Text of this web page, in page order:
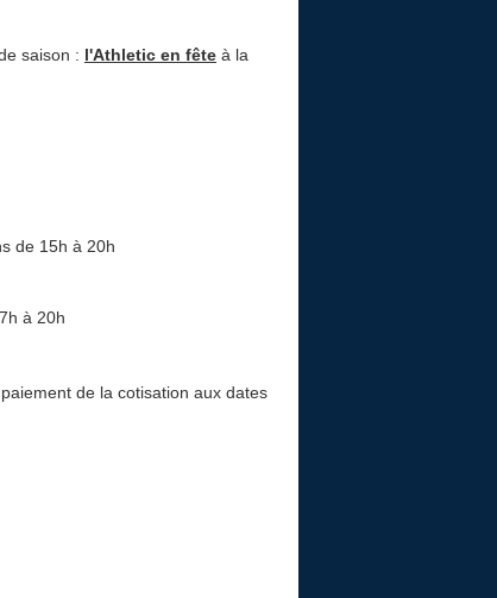
saison : l'Athletic en fête à la
de 15h à 20h
à 20h
de la cotisation aux dates